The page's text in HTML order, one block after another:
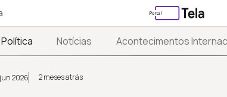
Política Notícias Acontecimentos
2026 2 meses atrás